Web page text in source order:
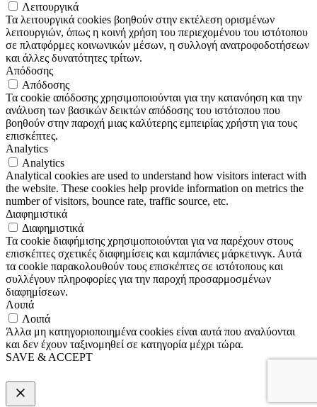
Λειτουργικά
Τα λειτουργικά cookies βοηθούν στην εκτέλεση ορισμένων
λειτουργιών, όπως η κοινή χρήση του περιεχομένου του ιστότοπου
σε πλατφόρμες κοινωνικών μέσων, η συλλογή ανατροφοδοτήσεων
και άλλες δυνατότητες τρίτων.
Απόδοσης
Απόδοσης
Τα cookie απόδοσης χρησιμοποιούνται για την κατανόηση και την
ανάλυση των βασικών δεικτών απόδοσης του ιστότοπου που
βοηθούν στην παροχή μιας καλύτερης εμπειρίας χρήστη για τους
επισκέπτες.
Analytics
Analytics
Analytical cookies are used to understand how visitors interact with
the website. These cookies help provide information on metrics the
number of visitors, bounce rate, traffic source, etc.
Διαφημιστικά
Διαφημιστικά
Τα cookie διαφήμισης χρησιμοποιούνται για να παρέχουν στους
επισκέπτες σχετικές διαφημίσεις και καμπάνιες μάρκετινγκ. Αυτά
τα cookie παρακολουθούν τους επισκέπτες σε ιστότοπους και
συλλέγουν πληροφορίες για την παροχή προσαρμοσμένων
διαφημίσεων.
Λοιπά
Λοιπά
Άλλα μη κατηγοριοποιημένα cookies είναι αυτά που αναλύονται
και δεν έχουν ταξινομηθεί σε κατηγορία μέχρι τώρα.
SAVE & ACCEPT